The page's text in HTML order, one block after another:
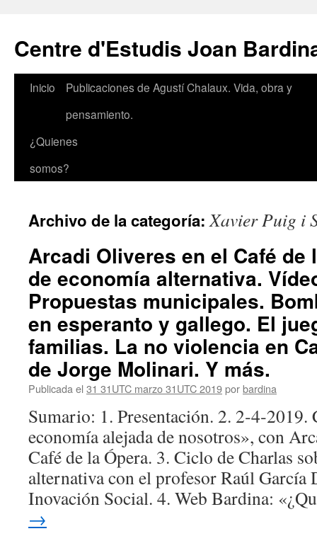
contenido
Centre d'Estudis Joan
Inicio
Publicaciones de Agustí Chalaux. Vida, obra y
pensamiento.
¿Quienes
somos?
Archivo de la categoría:Xavier Puig i
Arcadi Oliveres en el Café de
de economía alternativa.
Propuestas municipales.
en esperanto y gallego. El
familias. La no violencia en
de Jorge Molinari. Y más.
Publicada el 31 31UTC marzo 31UTC 2019porbardina
Sumario: 1. Presentación. 2.
economía alejada de nosotros», con
Café de la Ópera. 3. Ciclo de Charlas
alternativa con el profesor Raúl García
Inovación Social. 4. Web Bardina:
→